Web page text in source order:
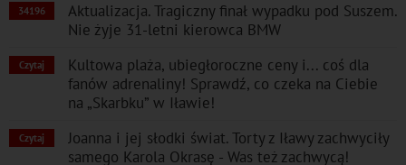
34196
Aktualizacja. Tragiczny finał wypadku pod Suszem.
Nie żyje 31-letni kierowca BMW
Czytaj
Kultowa plaża, ubiegłoroczne ceny i... coś dla
fanów adrenaliny! Sprawdź, co czeka na Ciebie
na „Skarbku” w Iławie!
Czytaj
Joanna i jej słodki świat. Torty z Iławy zachwyciły
samego Karola Okrasę - Was też zachwycą!